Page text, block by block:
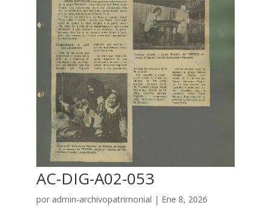
AC-DIG-A02-053
por admin-archivopatrimonial | Ene 8, 2026